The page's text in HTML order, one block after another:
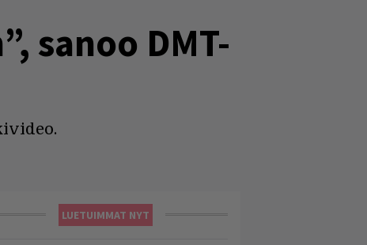
sanoo DMT-
LUETUIMMAT NYT